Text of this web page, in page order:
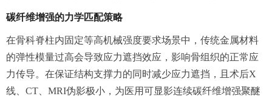
碳纤维增强的力学匹配策略
在骨科脊柱内固定等高机械强度要求场景中，传统金属材料
的弹性模量过高会导致应力遮挡效应，影响骨组织的正常应
力传导。在保证结构支撑力的同时减少应力遮挡，且术后X
线、CT、MRI伪影极小，为医用可显影连续碳纤维增强聚醚